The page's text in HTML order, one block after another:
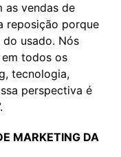
as vendas de
reposição porque
usado. Nós
todos os
tecnologia,
perspectiva é
MARKETING DA